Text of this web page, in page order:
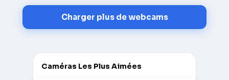
Charger plus de webcams
Caméras Les Plus Aimées